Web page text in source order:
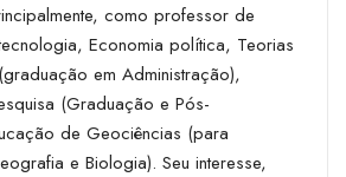
como professor de
Economia política, Teorias
em Administração),
(Graduação e Pós-
de Geociências (para
e Biologia). Seu interesse,